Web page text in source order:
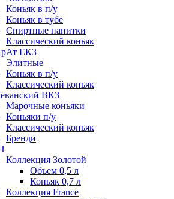
Коньяк в п/у
Коньяк в тубе
Спиртные напитки
Классический коньяк
ЕКЗ
Элитные
Коньяк в п/у
Классический коньяк
ВКЗ
Марочные коньяки
Коньяки п/у
Классический коньяк
Бренди
Коллекция Золотой
Объем 0,5 л
Коньяк 0,7 л
Коллекция France